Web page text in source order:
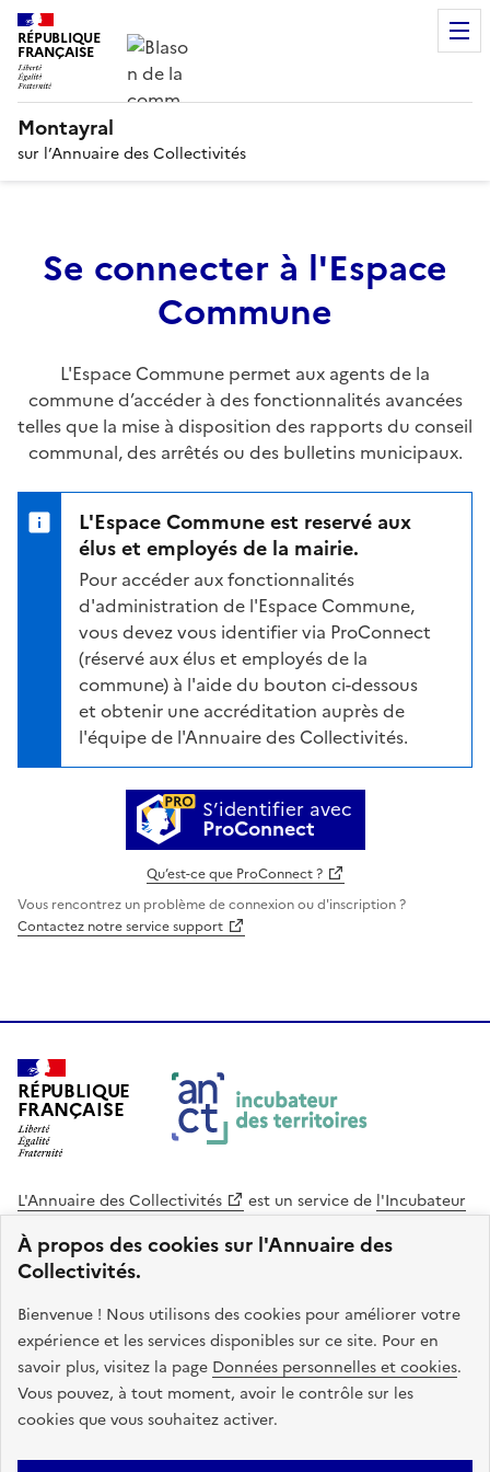
À propos des cookies sur l'Annuaire des
Collectivités.
Bienvenue ! Nous utilisons des cookies pour améliorer votre
expérience et les services disponibles sur ce site. Pour en
savoir plus, visitez la page Données personnelles et cookies.
Vous pouvez, à tout moment, avoir le contrôle sur les
cookies que vous souhaitez activer.
RÉPUBLIQUE
FRANÇAISE
Montayral
sur l’Annuaire des Collectivités
Se connecter à l'Espace
Commune
L'Espace Commune permet aux agents de la
commune d’accéder à des fonctionnalités avancées
telles que la mise à disposition des rapports du conseil
communal, des arrêtés ou des bulletins municipaux.
L'Espace Commune est reservé aux
élus et employés de la mairie.
Pour accéder aux fonctionnalités
d'administration de l'Espace Commune,
vous devez vous identifier via ProConnect
(réservé aux élus et employés de la
commune) à l'aide du bouton ci-dessous
et obtenir une accréditation auprès de
l'équipe de l'Annuaire des Collectivités.
S’identifier avec
ProConnect
Qu’est-ce que ProConnect ?
Vous rencontrez un problème de connexion ou d'inscription ?
Contactez notre service support
RÉPUBLIQUE
FRANÇAISE
L'Annuaire des Collectivités est un service de l'Incubateur
Cohésion des Territoires
. Le code source de ce site web
est disponible en licence libre. Le design de ce site est conçu
avec le système de design de l’État.
legifrance.gouv.fr
info.gouv.fr
service-public.gouv.fr
data.gouv.fr
Plan du site Accessibilite : non conforme Mentions légales